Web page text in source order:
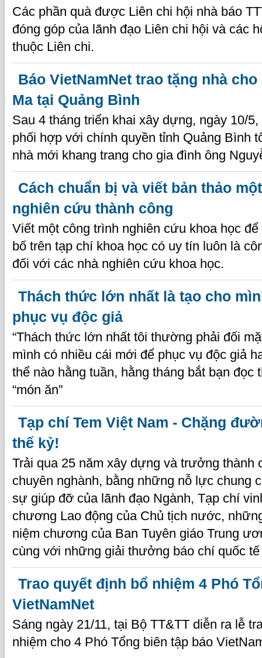
Các phần quà được Liên chi hội nhà báo
đóng góp của lãnh đạo Liên chi hội và các
thuộc Liên chi.
Báo VietNamNet trao tặng nhà
Ma tại Quảng Bình
Sau 4 tháng triển khai xây dựng, ngày 10/
phối hợp với chính quyền tỉnh Quảng Bình
nhà mới khang trang cho gia đình ông
Cách chuẩn bị và viết bản thảo
nghiên cứu thành công
Viết một công trình nghiên cứu khoa học
bố trên tạp chí khoa học có uy tín luôn là
đối với các nhà nghiên cứu khoa học.
Thách thức lớn nhất là tạo cho
phục vụ độc giả
“Thách thức lớn nhất tôi thường phải đối
mình có nhiều cái mới để phục vụ độc giả
thể nào hằng tuần, hằng tháng bắt bạn đọc
“món ăn”
Tạp chí Tem Việt Nam - Chặng
thế kỷ!
Trải qua 25 năm xây dựng và trưởng thành
chuyên nghành, bằng những nỗ lực chung
sự giúp đỡ của lãnh đạo Ngành, Tạp chí
chương Lao động của Chủ tịch nước,
niệm chương của Ban Tuyên giáo Trung
cùng với những giải thưởng báo chí quốc
Trao quyết định bổ nhiệm 4 Phó
VietNamNet
Sáng ngày 21/11, tại Bộ TT&TT diễn ra lễ
nhiệm cho 4 Phó Tổng biên tập báo